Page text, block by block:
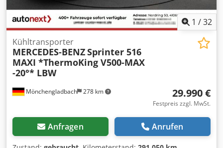
1 /32
Mönchengladbach 278 km
Kühltransporter
MERCEDES-BENZSprinter 516
MAXI *ThermoKing V500-MAX
-20°* LBW
29.990 €
Festpreis zzgl. MwSt.
Anfragen Anrufen